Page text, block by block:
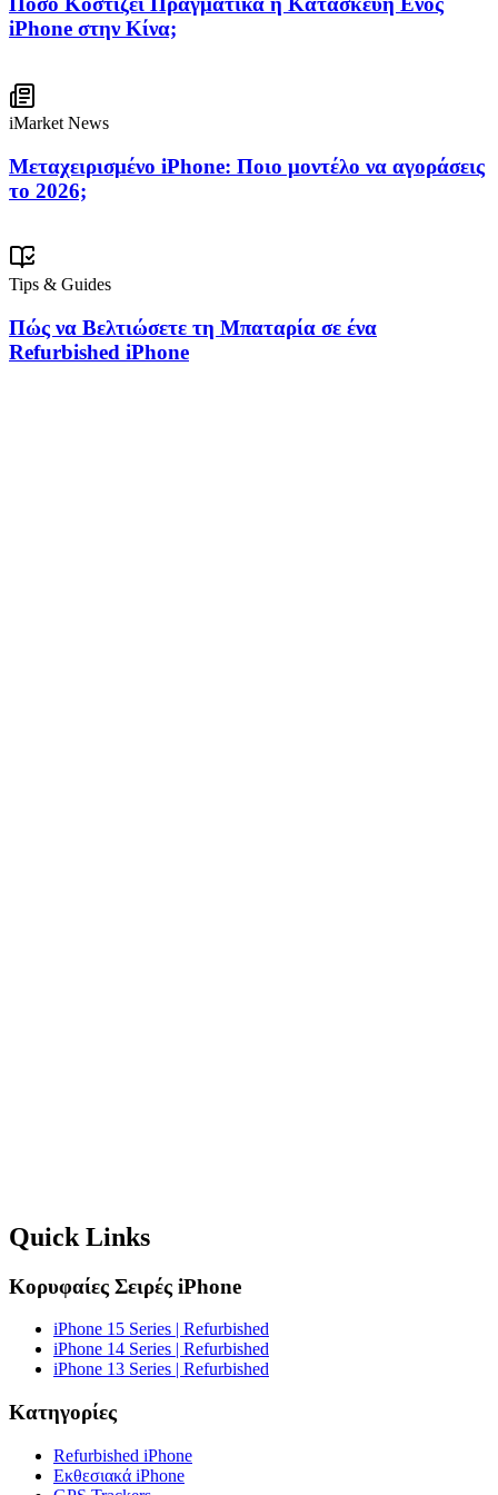
iPhone στην Κίνα;
iMarket News
Μεταχειρισμένο iPhone: Ποιο μοντέλο να αγοράσεις
το 2026;
Tips & Guides
Πώς να Βελτιώσετε τη Μπαταρία σε ένα
Refurbished iPhone
Quick Links
Κορυφαίες Σειρές iPhone
iPhone 15 Series | Refurbished
iPhone 14 Series | Refurbished
iPhone 13 Series | Refurbished
Κατηγορίες
Refurbished iPhone
Εκθεσιακά iPhone